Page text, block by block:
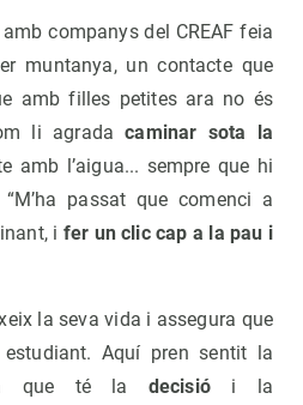
amb companys del CREAF feia
muntanya, un contacte que
amb filles petites ara no és
li agradacaminar sota la
amb l’aigua... sempre que hi
passat que comenci a
i fer un clic cap a la pau i
la seva vida i assegura que
Aquí pren sentit la
que té la decisiói la